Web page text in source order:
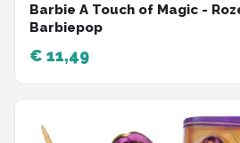
Barbie A Touch of Magic -
Barbiepop
€ 11,49